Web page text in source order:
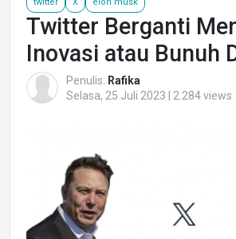
Twitter Berganti
Inovasi atau Bunuh
Penulis: Rafika
Selasa, 25 Juli 2023 | 2.284 views